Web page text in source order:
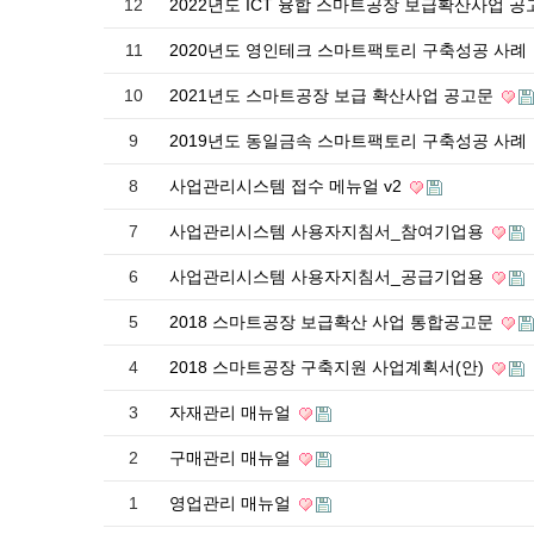
12 2022년도 ICT 융합 스마트공장 보급확산사업 공
11 2020년도 영인테크 스마트팩토리 구축성공 사례
10 2021년도 스마트공장 보급 확산사업 공고문
9 2019년도 동일금속 스마트팩토리 구축성공 사례
8 사업관리시스템 접수 메뉴얼 v2
7 사업관리시스템 사용자지침서_참여기업용
6 사업관리시스템 사용자지침서_공급기업용
5 2018 스마트공장 보급확산 사업 통합공고문
4 2018 스마트공장 구축지원 사업계획서(안)
3 자재관리 매뉴얼
2 구매관리 매뉴얼
1 영업관리 매뉴얼